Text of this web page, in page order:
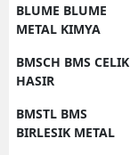
BLUME BLUME
METAL KIMYA
BMSCH BMS CELIK
HASIR
BMSTL BMS
BIRLESIK METAL